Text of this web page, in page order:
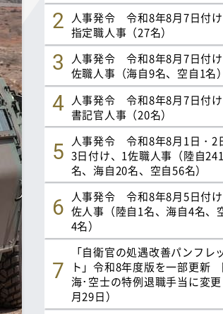
人事発令 令和8年8月7日付け
指定職人事（27名）
人事発令 令和8年8月7日付
佐職人事（海自9名、空自1名）
人事発令 令和8年8月7日付け
書記官人事（20名）
人事発令 令和8年8月1日・2
3日付け、1佐職人事（陸自241
名、海自20名、空自56名）
人事発令 令和8年8月5日付
佐人事（陸自1名、海自4名、
4名）
「自衛官の処遇改善パンフレ
ト」令和8年度版を一部更新
海･空士の特例退職手当に変
月29日）